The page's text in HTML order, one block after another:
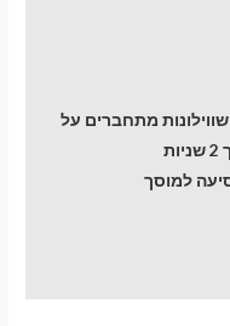
מתחברים על
למוסך